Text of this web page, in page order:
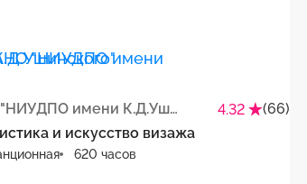
АНО "НИУДПО имени К.Д.Ушинского" 4.32
(66)
и искусство визажа
620 часов